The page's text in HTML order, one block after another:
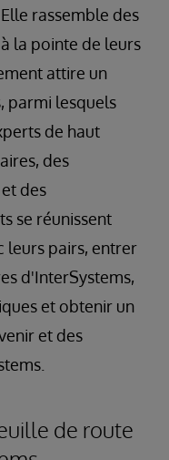
rassemble des
la pointe de leurs
attire un
parmi lesquels
de haut
des
des
se réunissent
leurs pairs, entrer
d'InterSystems,
et obtenir un
et des
de route